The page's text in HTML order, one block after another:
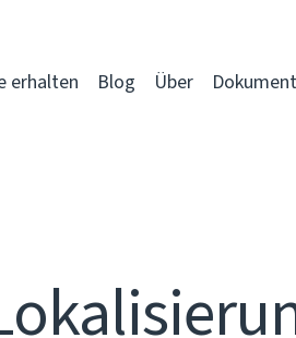
erhalten Blog Über